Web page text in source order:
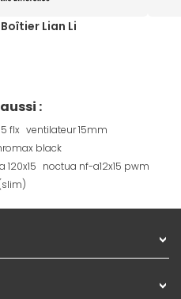
Lian Li
:
flx ventilateur 15mm
black
120x15 noctua nf-a12x15 pwm